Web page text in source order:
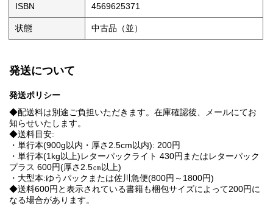
ISBN 4569625371
状態 中古品（並）
発送について
発送ポリシー
◆配送料は別途ご負担いただきます。在庫確認後、メールにてお
知らせいたします。
◆送料目安:
・単行本(900g以内・厚さ2.5cm以内): 200円
・単行本(1kg以上)レターパックライト 430円またはレターパック
プラス 600円(厚さ2.5㎝以上)
・大型本:ゆうパックまたは佐川急便(800円～1800円)
◆送料600円と表示されている書籍も梱包サイズによって200円に
なる場合があります。